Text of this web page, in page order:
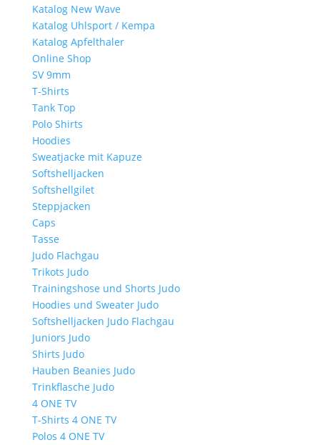
Katalog New Wave
Katalog Uhlsport / Kempa
Katalog Apfelthaler
Online Shop
SV 9mm
T-Shirts
Tank Top
Polo Shirts
Hoodies
Sweatjacke mit Kapuze
Softshelljacken
Softshellgilet
Steppjacken
Caps
Tasse
Judo Flachgau
Trikots Judo
Trainingshose und Shorts Judo
Hoodies und Sweater Judo
Softshelljacken Judo Flachgau
Juniors Judo
Shirts Judo
Hauben Beanies Judo
Trinkflasche Judo
4 ONE TV
T-Shirts 4 ONE TV
Polos 4 ONE TV